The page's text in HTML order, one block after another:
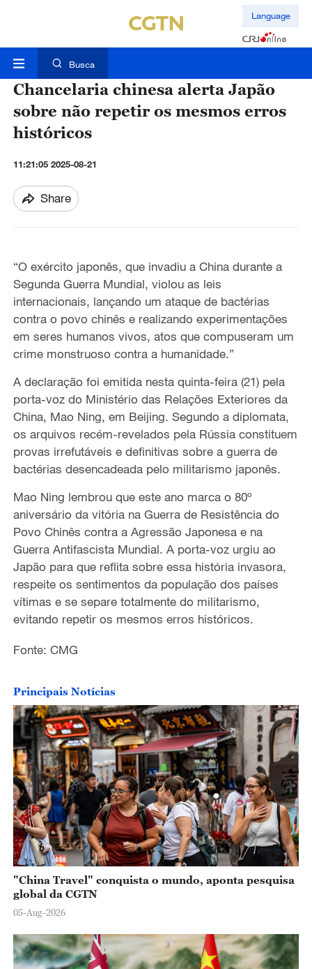
Language
Busca
Chancelaria chinesa alerta Japão
sobre não repetir os mesmos erros
históricos
11:21:05 2025-08-21
Share
“O exército japonês, que invadiu a China durante a
Segunda Guerra Mundial, violou as leis
internacionais, lançando um ataque de bactérias
contra o povo chinês e realizando experimentações
em seres humanos vivos, atos que compuseram um
crime monstruoso contra a humanidade.”
A declaração foi emitida nesta quinta-feira (21) pela
porta-voz do Ministério das Relações Exteriores da
China, Mao Ning, em Beijing. Segundo a diplomata,
os arquivos recém-revelados pela Rússia constituem
provas irrefutáveis e definitivas sobre a guerra de
bactérias desencadeada pelo militarismo japonês.
Mao Ning lembrou que este ano marca o 80º
aniversário da vitória na Guerra de Resistência do
Povo Chinês contra a Agressão Japonesa e na
Guerra Antifascista Mundial. A porta-voz urgiu ao
Japão para que reflita sobre essa história invasora,
respeite os sentimentos da população dos países
vítimas e se separe totalmente do militarismo,
evitando repetir os mesmos erros históricos.
Fonte: CMG
Principais Notícias
"China Travel" conquista o mundo, aponta pesquisa
global da CGTN
05-Aug-2026